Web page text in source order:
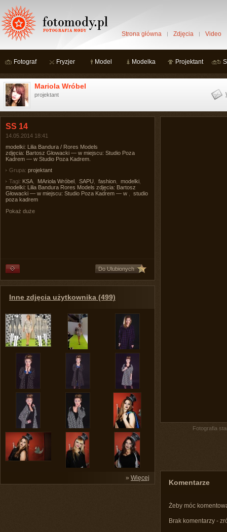
Strona główna Zdjęcia Video
Fotograf Fryzjer Model Modelka Projektant
Mariola Wróbel
projektant
SS 14
14.05.2014 18:41
modelki: Lilia Bandura / Rores Models
zdjęcia: Bartosz Głowacki — w miejscu: Studio Poza
Kadrem — w Studio Poza Kadrem.
Grupa: projektant
Tagi: KSA MAriola Wróbel SAPU fashion modelki
modelki: Lilia Bandura Rores Models zdjęcia: Bartosz
Głowacki — w miejscu: Studio Poza Kadrem — w
studio
poza kadrem
Pokaż duże
Do Ulubionych
Inne zdjęcia użytkownika (499)
» Więcej
Fotografia
Komentarze
Żeby móc
Brak komentarzy -